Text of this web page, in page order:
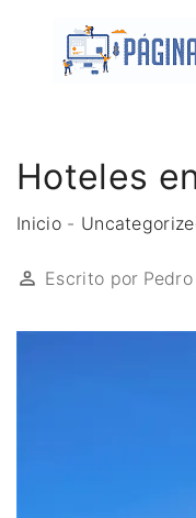
Hoteles
Inicio-
Escrito por